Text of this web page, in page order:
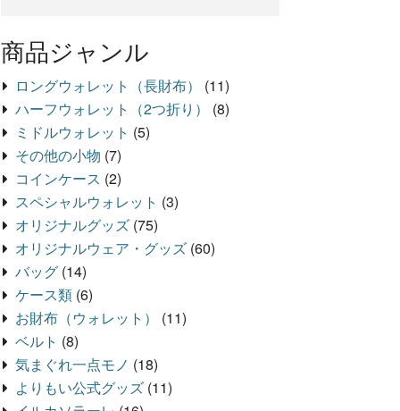
商品ジャンル
ロングウォレット（長財布）
(11)
ハーフウォレット（2つ折り）
(8)
ミドルウォレット (5)
その他の小物 (7)
コインケース (2)
スペシャルウォレット (3)
オリジナルグッズ (75)
オリジナルウェア・グッズ (60)
バッグ (14)
ケース類 (6)
お財布（ウォレット）
(11)
ベルト (8)
気まぐれ一点モノ (18)
よりもい公式グッズ (11)